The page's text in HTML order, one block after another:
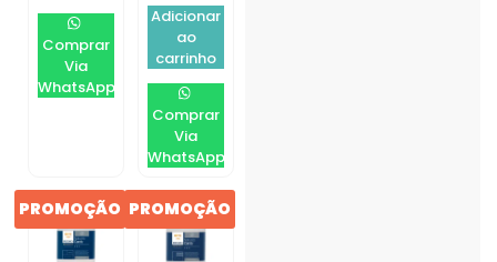
Comprar
Via
WhatsApp
Adicionar
ao
carrinho
Comprar
Via
WhatsApp
PROMOÇÃO PROMOÇÃO